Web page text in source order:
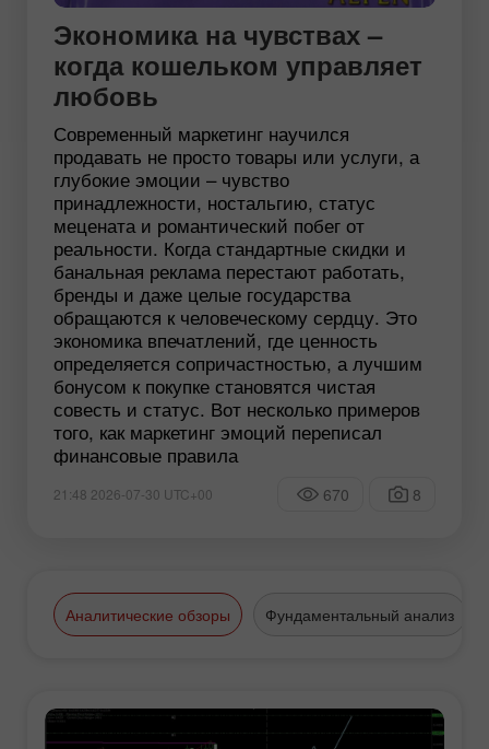
Экономика на чувствах –
когда кошельком управляет
любовь
Современный маркетинг научился
продавать не просто товары или услуги, а
глубокие эмоции – чувство
принадлежности, ностальгию, статус
мецената и романтический побег от
реальности. Когда стандартные скидки и
банальная реклама перестают работать,
бренды и даже целые государства
обращаются к человеческому сердцу. Это
экономика впечатлений, где ценность
определяется сопричастностью, а лучшим
бонусом к покупке становятся чистая
совесть и статус. Вот несколько примеров
того, как маркетинг эмоций переписал
финансовые правила
21:48 2026-07-30 UTC+00 670 8
Аналитические обзоры Фундаментальный анализ